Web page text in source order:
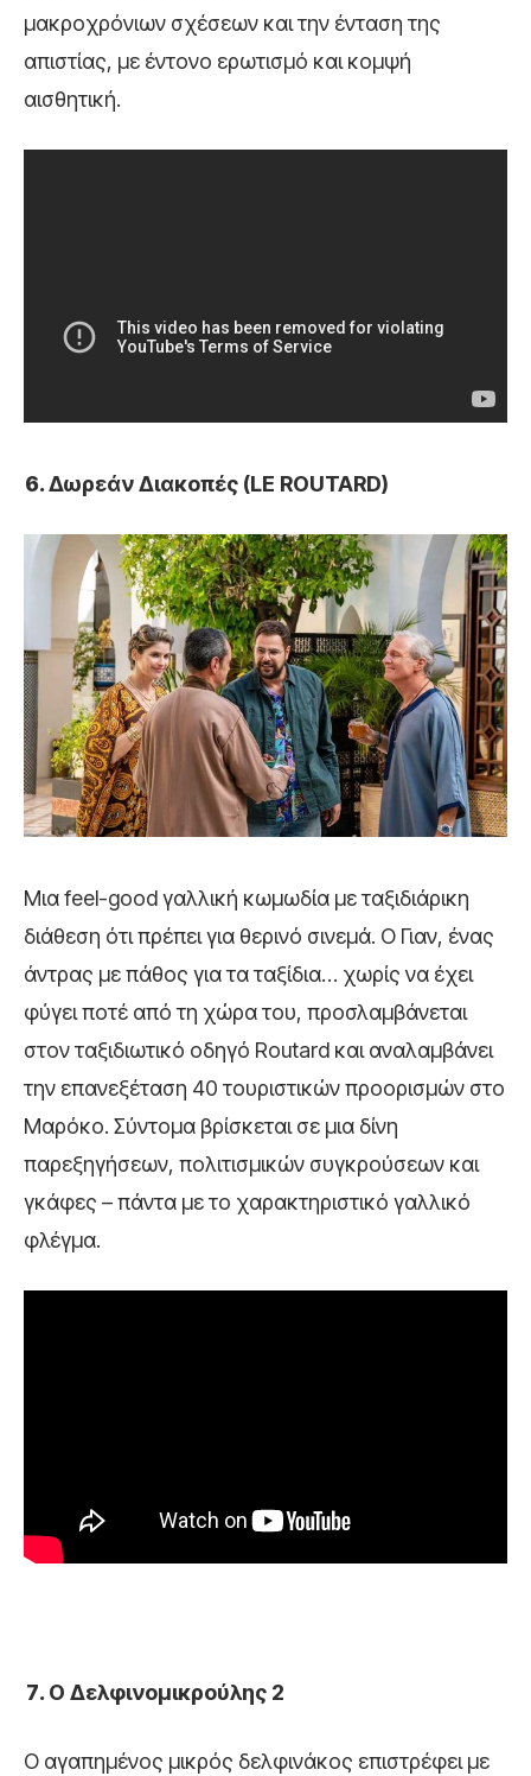
μακροχρόνιων σχέσεων και την ένταση της
απιστίας, με έντονο ερωτισμό και κομψή
αισθητική.
Δωρεάν Διακοπές (LE ROUTARD)
Μια feel-good γαλλική κωμωδία με ταξιδιάρικη
διάθεση ότι πρέπει για θερινό σινεμά. Ο Γιαν, ένας
άντρας με πάθος για τα ταξίδια… χωρίς να έχει
φύγει ποτέ από τη χώρα του, προσλαμβάνεται
στον ταξιδιωτικό οδηγό Routard και αναλαμβάνει
την επανεξέταση 40 τουριστικών προορισμών στο
Μαρόκο. Σύντομα βρίσκεται σε μια δίνη
παρεξηγήσεων, πολιτισμικών συγκρούσεων και
γκάφες – πάντα με το χαρακτηριστικό γαλλικό
φλέγμα.
Ο Δελφινομικρούλης 2
Ο αγαπημένος μικρός δελφινάκος επιστρέφει με